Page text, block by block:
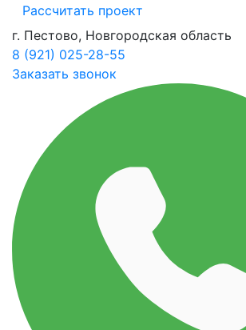
Рассчитать проект
г. Пестово, Новгородская область
8 (921) 025-28-55
Заказать звонок